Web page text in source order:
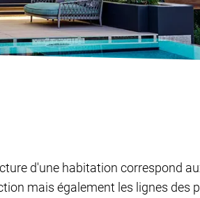
d'une habitation correspond
mais également les lignes des